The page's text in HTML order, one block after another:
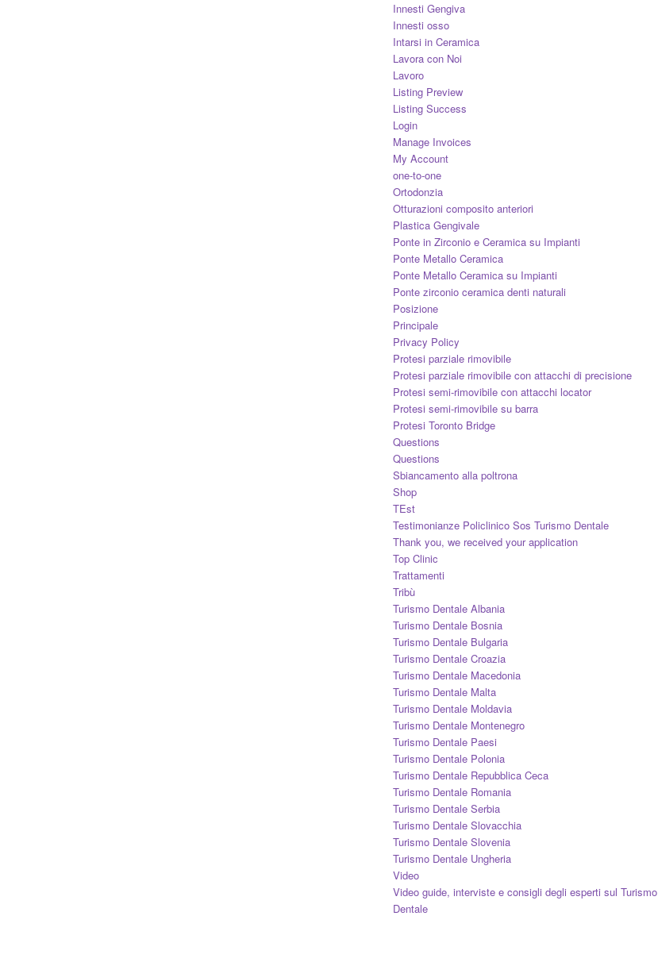
Innesti Gengiva
Innesti osso
Intarsi in Ceramica
Lavora con Noi
Lavoro
Listing Preview
Listing Success
Login
Manage Invoices
My Account
one-to-one
Ortodonzia
Otturazioni composito anteriori
Plastica Gengivale
Ponte in Zirconio e Ceramica su Impianti
Ponte Metallo Ceramica
Ponte Metallo Ceramica su Impianti
Ponte zirconio ceramica denti naturali
Posizione
Principale
Privacy Policy
Protesi parziale rimovibile
Protesi parziale rimovibile con attacchi di precisione
Protesi semi-rimovibile con attacchi locator
Protesi semi-rimovibile su barra
Protesi Toronto Bridge
Questions
Questions
Sbiancamento alla poltrona
Shop
TEst
Testimonianze Policlinico Sos Turismo Dentale
Thank you, we received your application
Top Clinic
Trattamenti
Tribù
Turismo Dentale Albania
Turismo Dentale Bosnia
Turismo Dentale Bulgaria
Turismo Dentale Croazia
Turismo Dentale Macedonia
Turismo Dentale Malta
Turismo Dentale Moldavia
Turismo Dentale Montenegro
Turismo Dentale Paesi
Turismo Dentale Polonia
Turismo Dentale Repubblica Ceca
Turismo Dentale Romania
Turismo Dentale Serbia
Turismo Dentale Slovacchia
Turismo Dentale Slovenia
Turismo Dentale Ungheria
Video
Video guide, interviste e consigli degli esperti sul Turismo
Dentale